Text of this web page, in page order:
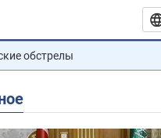
обстрелы